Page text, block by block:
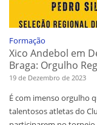
Formação
Xico Andebol em
Braga: Orgulho
19 de Dezembro de 2023
É com imenso orgulho
talentosos atletas do